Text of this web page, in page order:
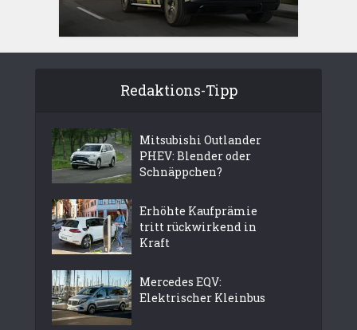
Redaktions-Tipp
Mitsubishi Outlander
PHEV: Blender oder
Schnäppchen?
Erhöhte Kaufprämie
tritt rückwirkend in
Kraft
Mercedes EQV:
Elektrischer Kleinbus